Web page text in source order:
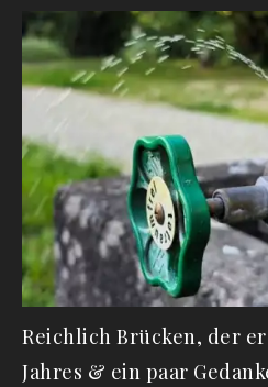
Reichlich Brücken, der
Jahres & ein paar